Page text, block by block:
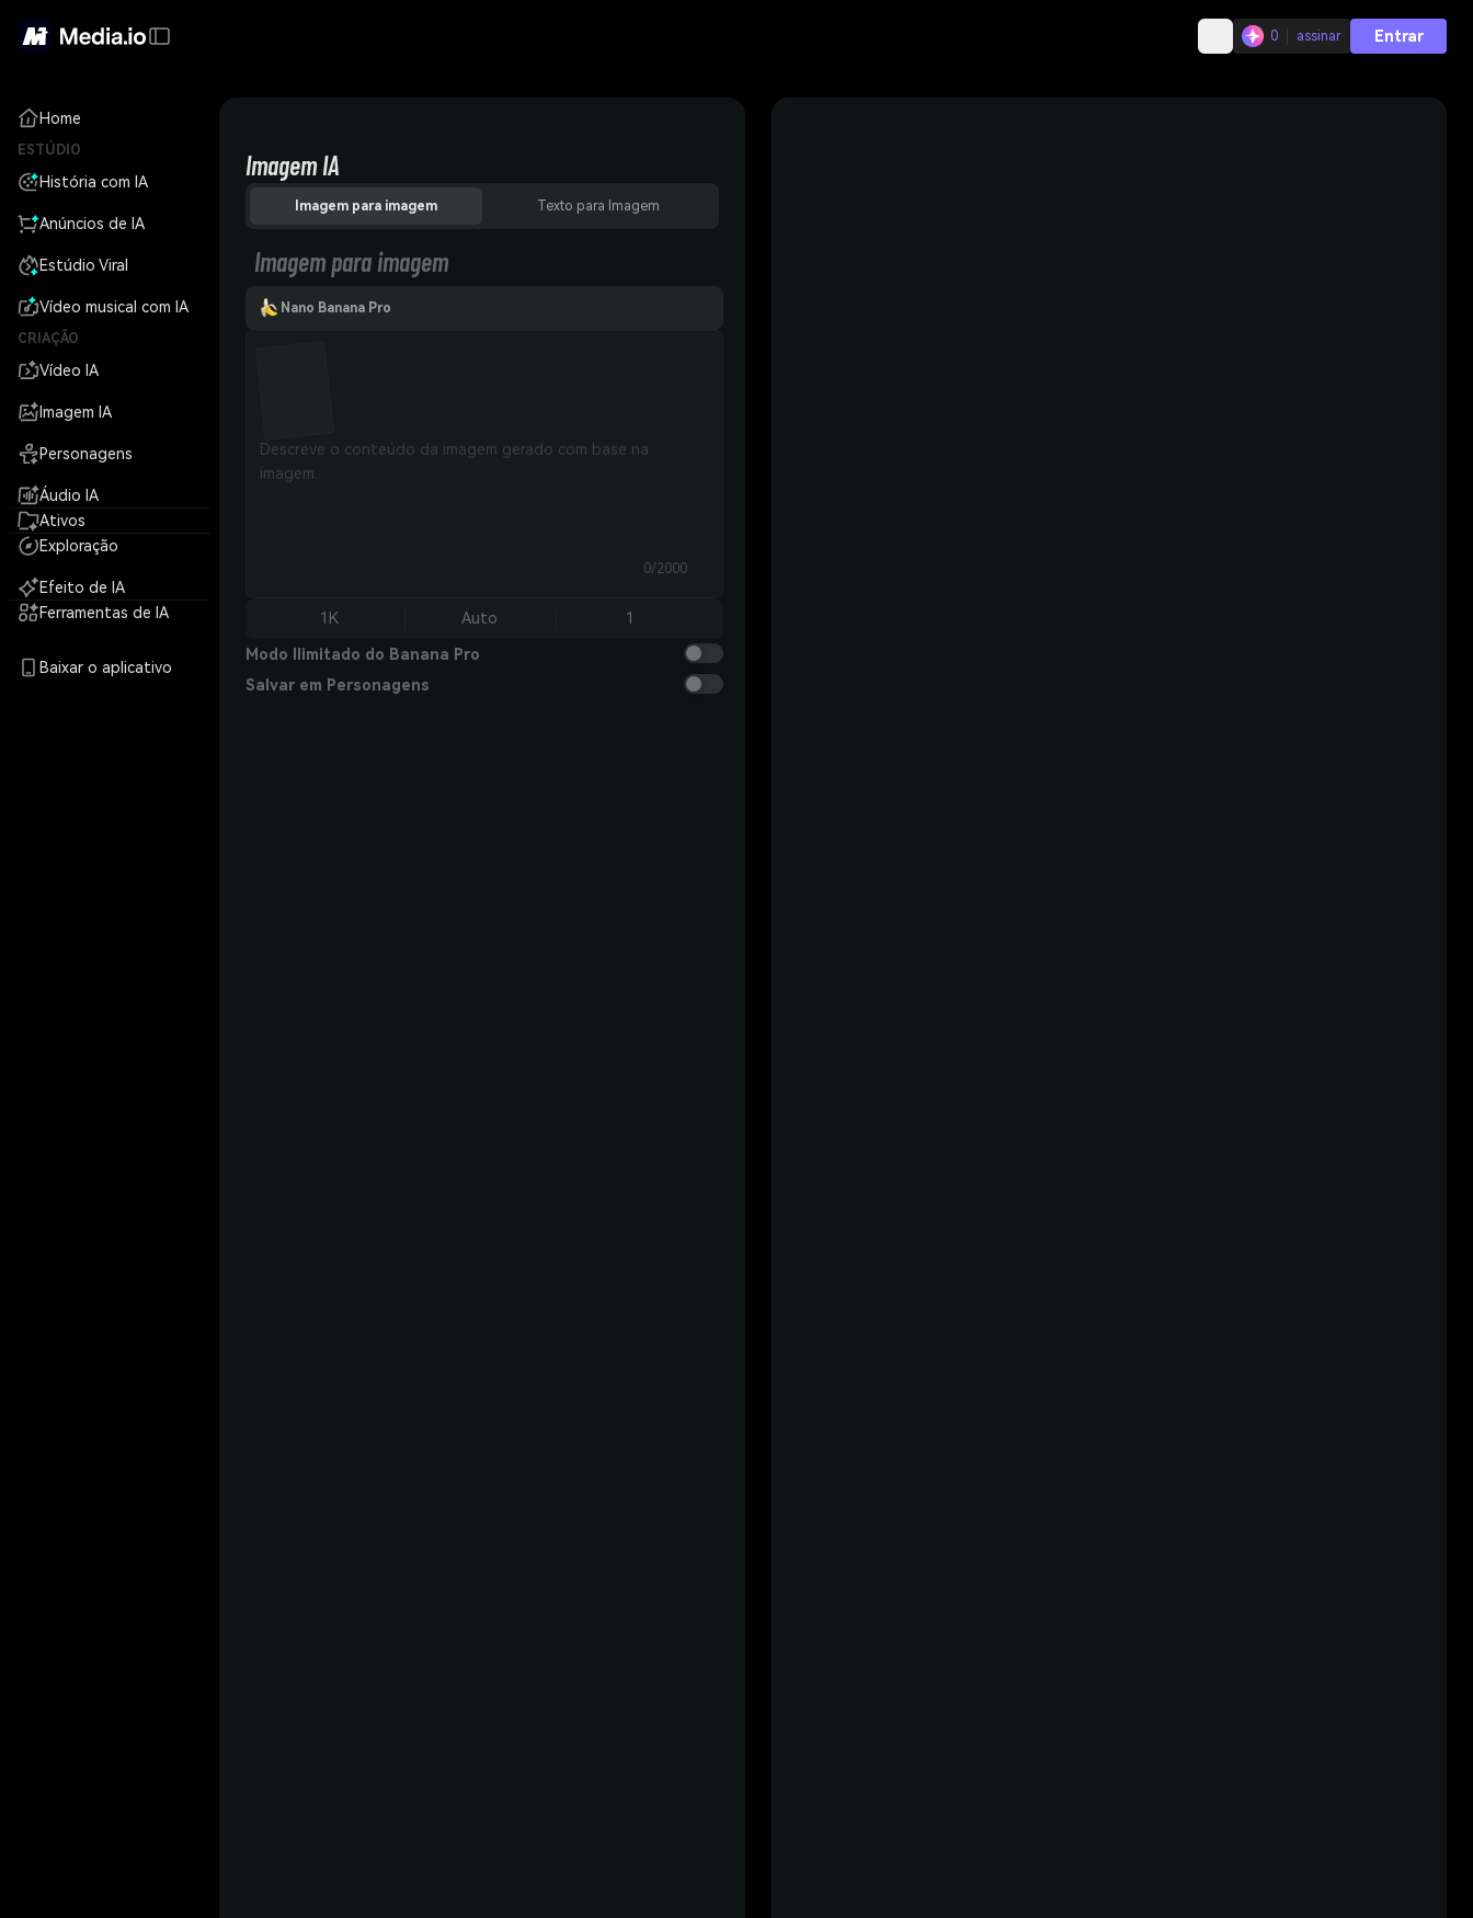
0 assinar Entrar
Home
ESTÚDIO
História com IA
Anúncios de IA
Estúdio Viral
Vídeo musical com IA
CRIAÇÃO
Vídeo IA
Imagem IA
Personagens
Áudio IA
Ativos
Exploração
Efeito de IA
Ferramentas de IA
Baixar o aplicativo
Imagem IA
Imagem para imagem Texto para Imagem
Imagem para imagem
Nano Banana Pro
0/2000
1K Auto 1
Modo Ilimitado do Banana Pro
Salvar em Personagens